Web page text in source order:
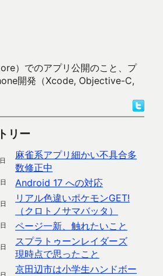
）でのアプリ公開のこと、プ
開発（Xcode, Objective-C,
リー
麻雀系アプリ細かい不具合多
数修正中
Android 17 への対応
リアル色違いポケモンGET!
（クロトノサマバッタ）
ページ一新、触れたいこと
スプラトゥーンレイダーズ
現時点で思ったこと
京田辺市は小学生ハンドボー